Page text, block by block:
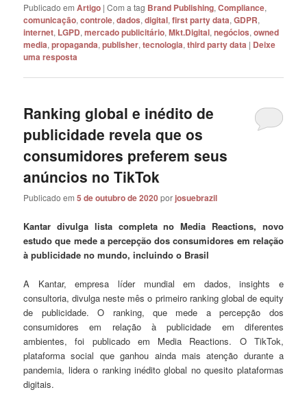
Publicado em Artigo |Com a tag Brand Publishing,Compliance,
comunicação,controle,dados,digital,first party data,GDPR,
internet, LGPD,mercado publicitário,Mkt.Digital,negócios,owned
media,propaganda,publisher,tecnologia,third party data | Deixe
uma resposta
Ranking global e inédito de
publicidade revela que os
consumidores preferem seus
anúncios no TikTok
Publicado em5 de outubro de 2020porjosuebrazil
Kantar divulga lista completa no Media Reactions, novo
estudo que mede a percepção dos consumidores em relação
à publicidade no mundo, incluindo o Brasil
A Kantar, empresa líder mundial em dados, insights e
consultoria, divulga neste mês o primeiro ranking global de equity
de publicidade. O ranking, que mede a percepção dos
consumidores em relação à publicidade em diferentes
ambientes, foi publicado em Media Reactions. O TikTok,
plataforma social que ganhou ainda mais atenção durante a
pandemia, lidera o ranking inédito global no quesito plataformas
digitais.